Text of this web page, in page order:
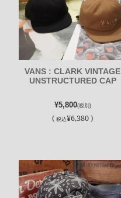
VANS : CLARK VINTAGE
UNSTRUCTURED CAP
¥5,800(税別)
(税込¥6,380 )